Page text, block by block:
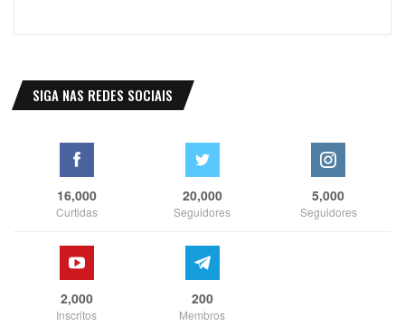
SIGA NAS REDES SOCIAIS
16,000
Curtidas
20,000
Seguidores
5,000
Seguidores
2,000
Inscritos
200
Membros